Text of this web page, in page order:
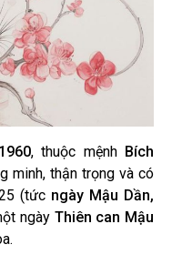
, thuộc mệnh Bích
minh, thận trọng và có
(tức ngày Mậu Dần,
ngày Thiên can Mậu